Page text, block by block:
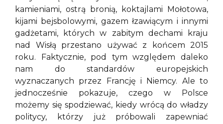
kamieniami, ostrą bronią, koktajlami Mołotowa,
kijami bejsbolowymi, gazem łzawiącym i innymi
gadżetami, których w zabitym dechami kraju
nad Wisłą przestano używać z końcem 2015
roku. Faktycznie, pod tym względem daleko
nam do standardów europejskich
wyznaczanych przez Francję i Niemcy. Ale to
jednocześnie pokazuje, czego w Polsce
możemy się spodziewać, kiedy wrócą do władzy
politycy, którzy już próbowali zapewniać